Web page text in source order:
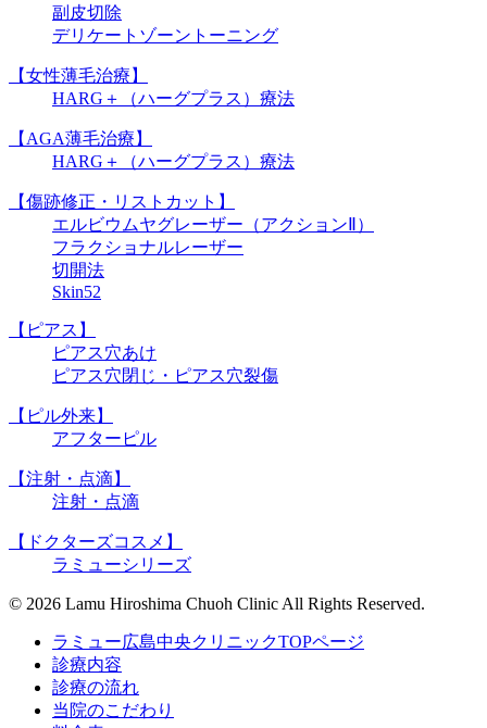
副皮切除
デリケートゾーントーニング
【女性薄毛治療】
HARG＋（ハーグプラス）療法
【AGA薄毛治療】
HARG＋（ハーグプラス）療法
【傷跡修正・リストカット】
エルビウムヤグレーザー（アクションⅡ）
フラクショナルレーザー
切開法
Skin52
【ピアス】
ピアス穴あけ
ピアス穴閉じ・ピアス穴裂傷
【ピル外来】
アフターピル
【注射・点滴】
注射・点滴
【ドクターズコスメ】
ラミューシリーズ
© 2026 Lamu Hiroshima Chuoh Clinic All Rights Reserved.
ラミュー広島中央クリニックTOPページ
診療内容
診療の流れ
当院のこだわり